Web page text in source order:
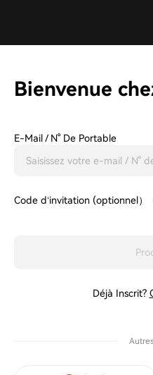
Bienvenue
E-Mail / N° De Portable
Code d‘invitation (optionnel）
Déjà Inscrit?